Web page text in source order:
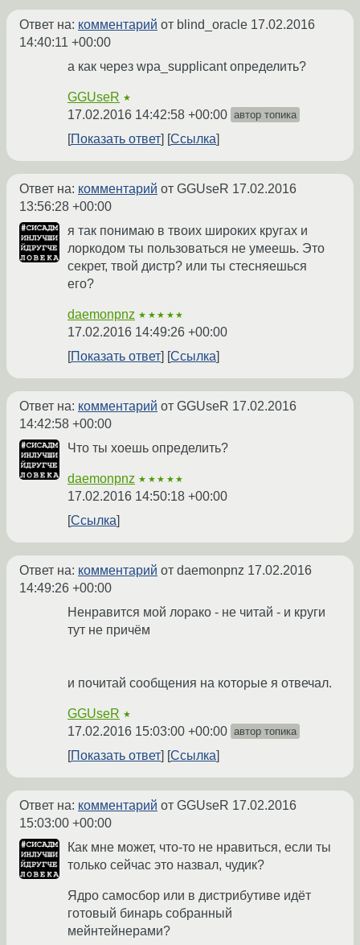
Ответ на: комментарий от blind_oracle 17.02.2016
14:40:11 +00:00
а как через wpa_supplicant определить?
GGUseR ★
17.02.2016 14:42:58 +00:00 автор топика
Показать ответ Ссылка
Ответ на: комментарий от GGUseR 17.02.2016
13:56:28 +00:00
я так понимаю в твоих широких кругах и
лоркодом ты пользоваться не умеешь. Это
секрет, твой дистр? или ты стесняешься
его?
daemonpnz ★★★★★
17.02.2016 14:49:26 +00:00
Показать ответ
Ссылка
Ответ на: комментарий от GGUseR 17.02.2016
14:42:58 +00:00
Что ты хоешь определить?
daemonpnz ★★★★★
17.02.2016 14:50:18 +00:00
Ссылка
Ответ на: комментарий от daemonpnz 17.02.2016
14:49:26 +00:00
Ненравится мой лорако - не читай - и круги
тут не причём
и почитай сообщения на которые я отвечал.
GGUseR ★
17.02.2016 15:03:00 +00:00 автор топика
Показать ответ Ссылка
Ответ на: комментарий от GGUseR 17.02.2016
15:03:00 +00:00
Как мне может, что-то не нравиться, если ты
только сейчас это назвал, чудик?
Ядро самосбор или в дистрибутиве идёт
готовый бинарь собранный
мейнтейнерами?